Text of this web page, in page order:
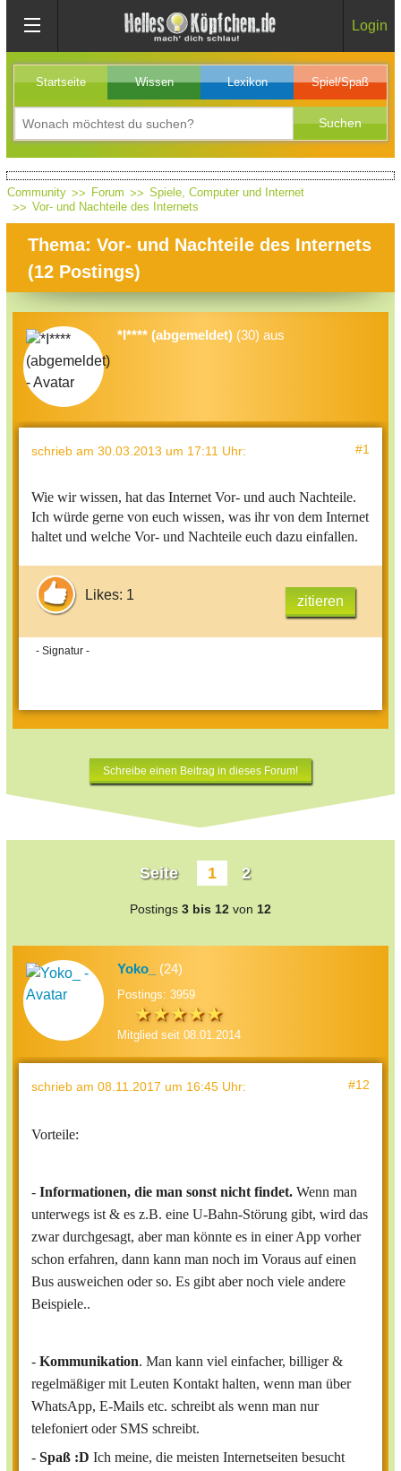
Login
Startseite Wissen Lexikon Spiel/Spaß
Community Forum
Spiele, Computer und Internet
Vor- und Nachteile des Internets
Thema: Vor- und Nachteile des Internets
(12 Postings)
*I**** (abgemeldet) (30) aus
schrieb am 30.03.2013 um 17:11 Uhr: #1
Wie wir wissen, hat das Internet Vor- und auch Nachteile.
Ich würde gerne von euch wissen, was ihr von dem Internet
haltet und welche Vor- und Nachteile euch dazu einfallen.
Likes: 1 zitieren
- Signatur -
Schreibe einen Beitrag in dieses Forum!
Seite 1 2
Postings 3 bis 12 von 12
Yoko_ (24)
Postings: 3959
Mitglied seit 08.01.2014
schrieb am 08.11.2017 um 16:45 Uhr: #12
Vorteile:
- Informationen, die man sonst nicht findet. Wenn man
unterwegs ist & es z.B. eine U-Bahn-Störung gibt, wird das
zwar durchgesagt, aber man könnte es in einer App vorher
schon erfahren, dann kann man noch im Voraus auf einen
Bus ausweichen oder so. Es gibt aber noch viele andere
Beispiele..
- Kommunikation. Man kann viel einfacher, billiger &
regelmäßiger mit Leuten Kontakt halten, wenn man über
WhatsApp, E-Mails etc. schreibt als wenn man nur
telefoniert oder SMS schreibt.
- Spaß :D Ich meine, die meisten Internetseiten besucht